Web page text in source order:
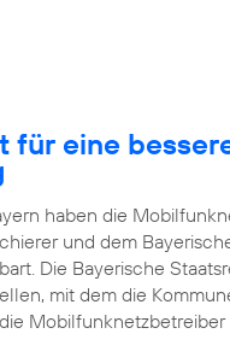
für eine
haben die
und dem
Die Bayerische
mit dem die
Mobilfunknetzbetreiber